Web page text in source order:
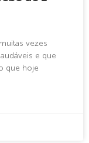
vezes
e que
que hoje